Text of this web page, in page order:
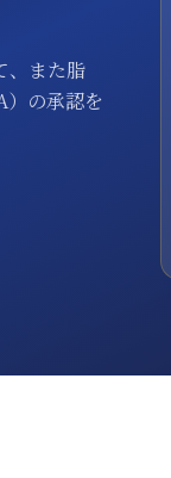
、また脂
の承認を